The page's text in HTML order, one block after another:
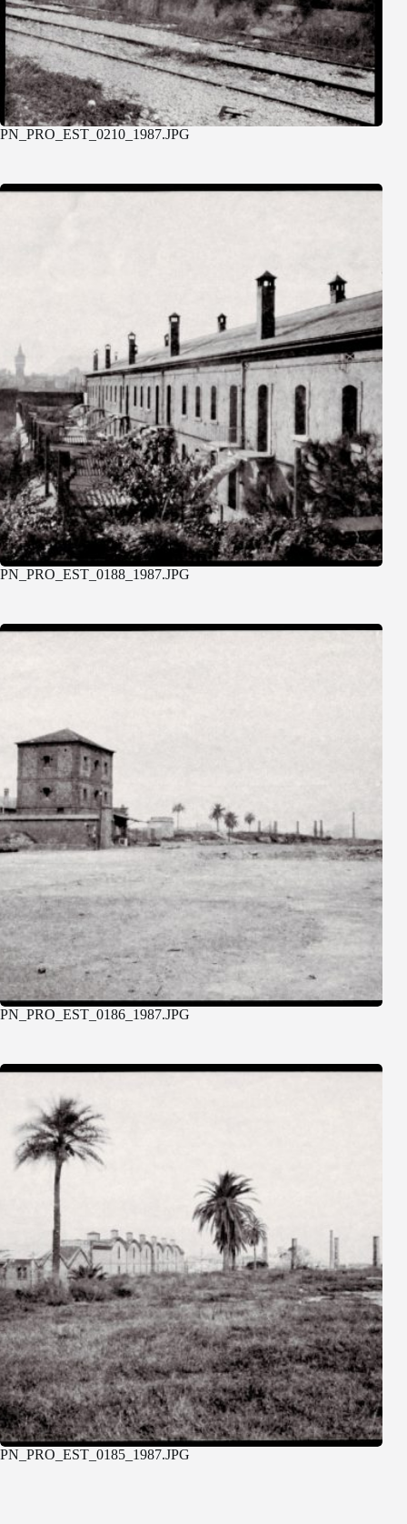
PN_PRO_EST_0210_1987.JPG
PN_PRO_EST_0188_1987.JPG
PN_PRO_EST_0186_1987.JPG
PN_PRO_EST_0185_1987.JPG